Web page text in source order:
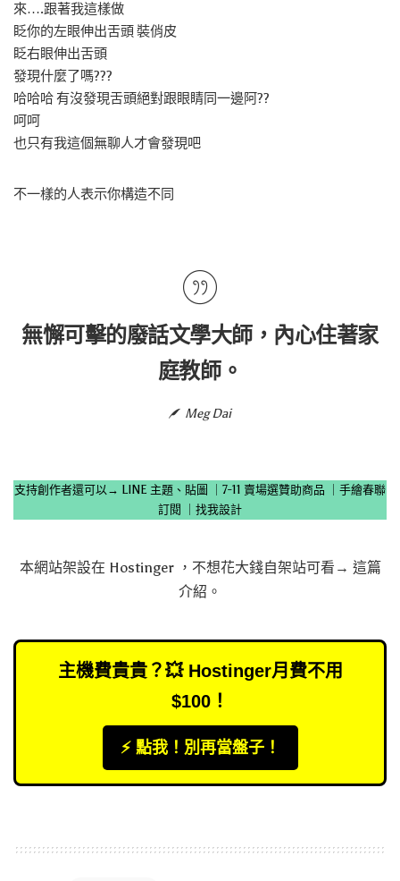
來….跟著我這樣做
眨你的左眼伸出舌頭 裝俏皮
眨右眼伸出舌頭
發現什麼了嗎???
哈哈哈 有沒發現舌頭絕對跟眼睛同一邊阿??
呵呵
也只有我這個無聊人才會發現吧
不一樣的人表示你構造不同
無懈可擊的廢話文學大師，內心住著家
庭教師。
Meg Dai
支持創作者還可以→ LINE 主題、貼圖 7-11 賣場選贊助商品
手繪春聯
訂閱
找我設計
本網站架設在 Hostinger，不想花大錢自架站可看→ 這篇
介紹 。
主機費貴貴？💥 Hostinger月費不用
$100！
⚡️ 點我！別再當盤子！